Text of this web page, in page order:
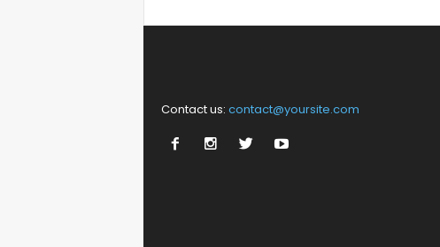
Contact us: contact@yoursite.com